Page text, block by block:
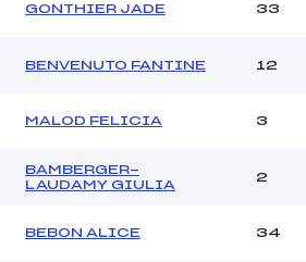
GONTHIER JADE 33
BENVENUTO FANTINE 12
MALOD FELICIA 3
BAMBERGER-
LAUDAMY GIULIA
2
BEBON ALICE 34